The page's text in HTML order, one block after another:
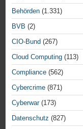
Behörden (1.331)
BVB (2)
CIO-Bund (267)
Cloud Computing (113)
Compliance (562)
Cybercrime (871)
Cyberwar(173)
Datenschutz (827)